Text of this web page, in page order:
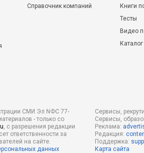
Справочник компаний
Книги
Тесты
Видео
СМИ Эл NФС 77-
- только со
, с разрешения редакции
ответственности за
на сайте.
данных
Сервисы,
Сервисы,
Реклама:
Редакция:
Поддержка:
Карта сайта